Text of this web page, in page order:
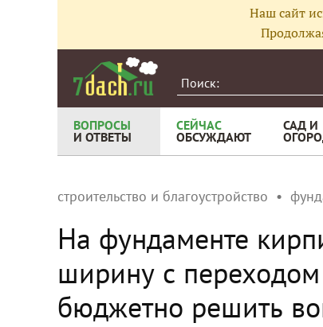
Наш сайт
ВОПРОСЫ
И ОТВЕТЫ
СЕЙЧАС
ОБСУЖДАЮТ
САД И
строительство и благоустройство
На фундаменте
ширину с
бюджетно решить